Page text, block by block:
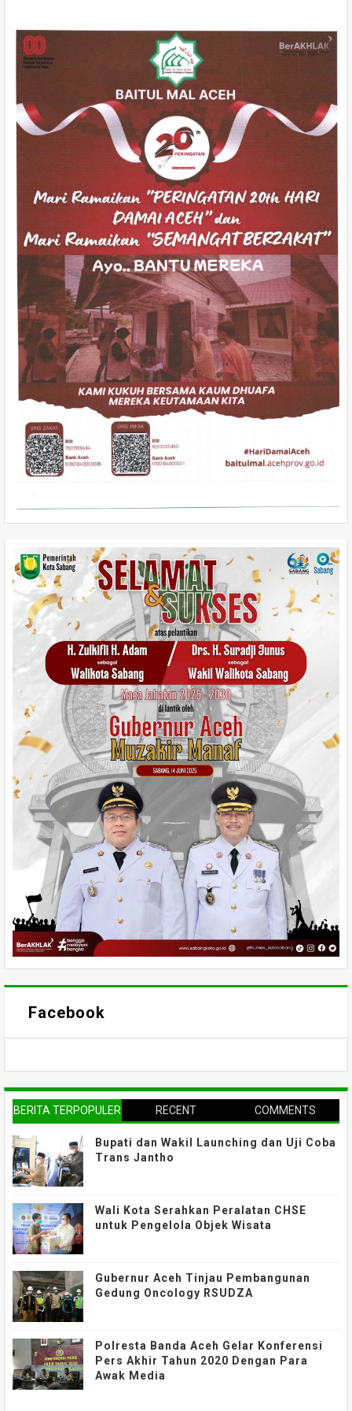
Facebook
BERITA TERPOPULER RECENT COMMENTS
Bupati dan Wakil Launching dan Uji Coba
Trans Jantho
Wali Kota Serahkan Peralatan CHSE
untuk Pengelola Objek Wisata
Gubernur Aceh Tinjau Pembangunan
Gedung Oncology RSUDZA
Polresta Banda Aceh Gelar Konferensi
Pers Akhir Tahun 2020 Dengan Para
Awak Media